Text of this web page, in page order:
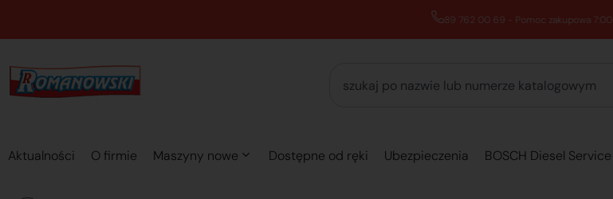
89 762 00 69 - Pomoc zakupowa 7:00
Aktualności O firmie Maszyny nowe Dostępne od ręki Ubezpieczenia BOSCH Diesel Service